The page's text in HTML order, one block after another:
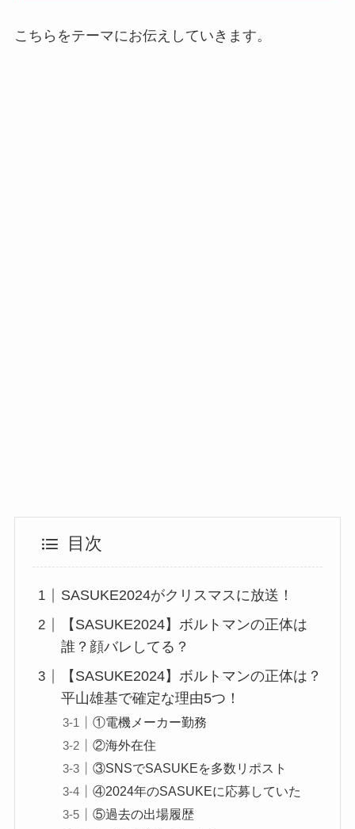
こちらをテーマにお伝えしていきます。
目次
SASUKE2024がクリスマスに放送！
【SASUKE2024】ボルトマンの正体は
誰？顔バレしてる？
【SASUKE2024】ボルトマンの正体は？
平山雄基で確定な理由5つ！
①電機メーカー勤務
②海外在住
③SNSでSASUKEを多数リポスト
④2024年のSASUKEに応募していた
⑤過去の出場履歴